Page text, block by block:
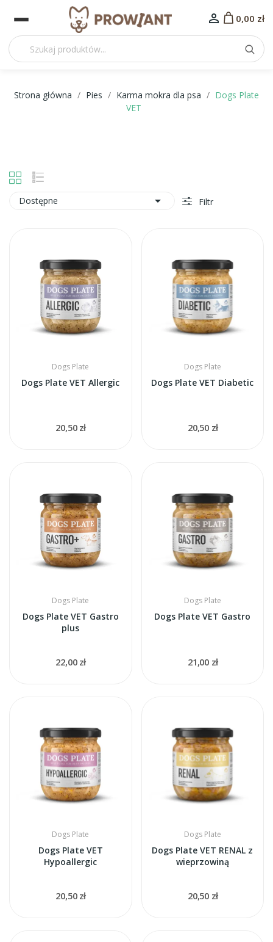
 0,00 zł
Strona główna Pies Karma mokra dla psa
Dogs Plate
VET
Dostępne  Filtr
Dogs Plate
Dogs Plate VET Allergic
20,50 zł
Dogs Plate
Dogs Plate VET Diabetic
20,50 zł
Dogs Plate
Dogs Plate VET Gastro
plus
22,00 zł
Dogs Plate
Dogs Plate VET Gastro
21,00 zł
Dogs Plate
Dogs Plate VET
Hypoallergic
20,50 zł
Dogs Plate
Dogs Plate VET RENAL z
wieprzowiną
20,50 zł